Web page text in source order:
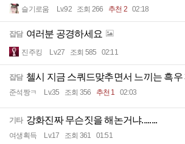
슬기로움 Lv.92 조회 266 추천 2 02:18
잡담 여러분 공경하세요
진주킹 Lv.27 조회 585 02:11
잡담 첼시 지금 스쿼드맞추면서 느끼는 흑우
준석짱ㅋ Lv.35 조회 356 추천 1 02:03
기타 강화진짜 무슨짓을 해논거냐........
여생획득 Lv.17 조회 361 01:51